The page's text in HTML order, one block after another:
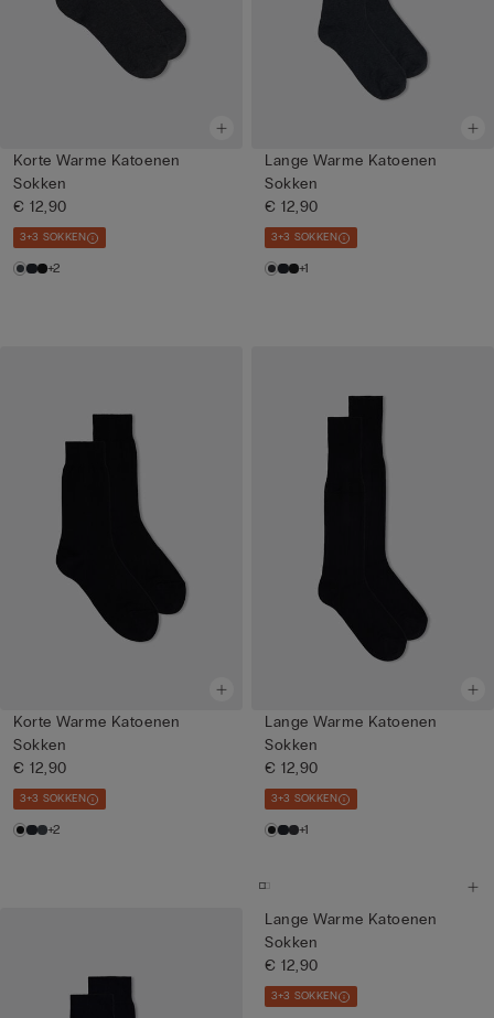
Korte Warme Katoenen
Sokken
€ 12,90
3+3 SOKKEN
+2
Lange Warme Katoenen
Sokken
€ 12,90
3+3 SOKKEN
+1
Korte Warme Katoenen
Sokken
€ 12,90
3+3 SOKKEN
+2
Lange Warme Katoenen
Sokken
€ 12,90
3+3 SOKKEN
+1
Lange Warme Katoenen
Sokken
€ 12,90
3+3 SOKKEN